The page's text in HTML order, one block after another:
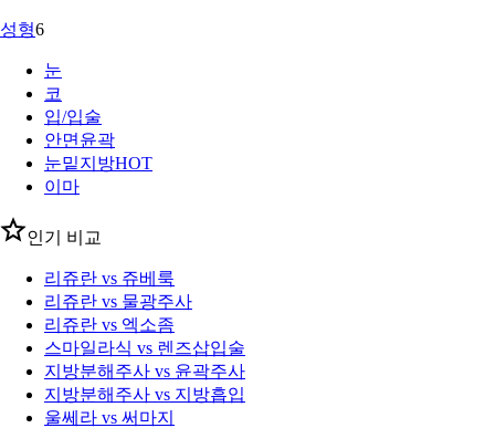
성형6
눈
코
입/입술
안면윤곽
눈밑지방HOT
이마
인기 비교
리쥬란 vs 쥬베룩
리쥬란 vs 물광주사
리쥬란 vs 엑소좀
스마일라식 vs 렌즈삽입술
지방분해주사 vs 윤곽주사
지방분해주사 vs 지방흡입
울쎄라 vs 써마지